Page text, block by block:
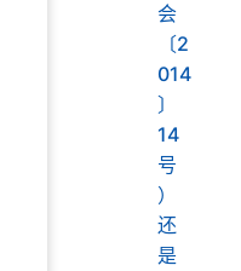
会
〔2
014
〕
14
号
）
还
是